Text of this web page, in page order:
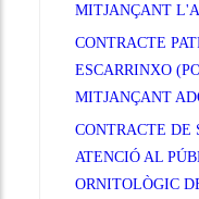
MITJANÇANT
CONTRACTE
ESCARRINXO
MITJANÇANT
CONTRACTE DE
ATENCIÓ AL
ORNITOLÒGIC